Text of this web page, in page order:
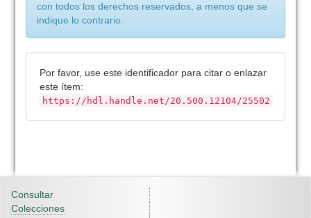
con todos los derechos reservados, a menos que se
indique lo contrario.
Por favor, use este identificador para citar o enlazar
este ítem:
https://hdl.handle.net/20.500.12104/25502
Consultar
Colecciones